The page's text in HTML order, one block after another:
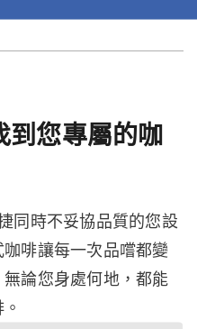
到您專屬的咖
同時不妥協品質的您設
啡讓每一次品嚐都變
論您身處何地，都能